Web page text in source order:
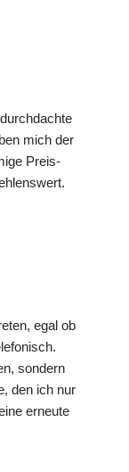
mich der
Preis-
egal ob
sondern
den ich nur
erneute